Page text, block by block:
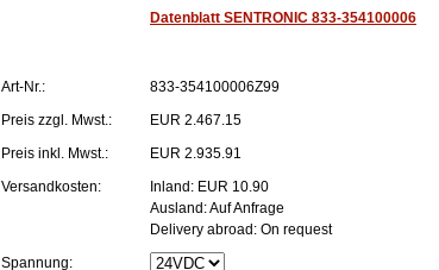
Datenblatt SENTRONIC 833-354100006
Art-Nr.:
833-354100006Z99
Preiszzgl. Mwst.:
EUR 2.467.15
Preisinkl. Mwst.:
EUR 2.935.91
Versandkosten:
Inland: EUR 10.90
Ausland: Auf Anfrage
Delivery abroad: On request
Spannung: